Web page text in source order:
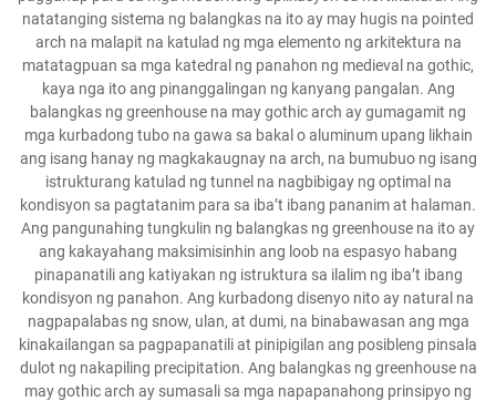
natatanging sistema ng balangkas na ito ay may hugis na pointed
arch na malapit na katulad ng mga elemento ng arkitektura na
matatagpuan sa mga katedral ng panahon ng medieval na gothic,
kaya nga ito ang pinanggalingan ng kanyang pangalan. Ang
balangkas ng greenhouse na may gothic arch ay gumagamit ng
mga kurbadong tubo na gawa sa bakal o aluminum upang likhain
ang isang hanay ng magkakaugnay na arch, na bumubuo ng isang
istrukturang katulad ng tunnel na nagbibigay ng optimal na
kondisyon sa pagtatanim para sa iba’t ibang pananim at halaman.
Ang pangunahing tungkulin ng balangkas ng greenhouse na ito ay
ang kakayahang maksimisinhin ang loob na espasyo habang
pinapanatili ang katiyakan ng istruktura sa ilalim ng iba’t ibang
kondisyon ng panahon. Ang kurbadong disenyo nito ay natural na
nagpapalabas ng snow, ulan, at dumi, na binabawasan ang mga
kinakailangan sa pagpapanatili at pinipigilan ang posibleng pinsala
dulot ng nakapiling precipitation. Ang balangkas ng greenhouse na
may gothic arch ay sumasali sa mga napapanahong prinsipyo ng